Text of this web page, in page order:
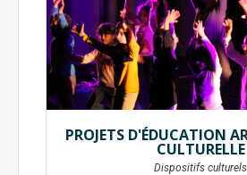
PROJETS D'ÉDUCATION
CULTURELLE
Dispositifs culturels